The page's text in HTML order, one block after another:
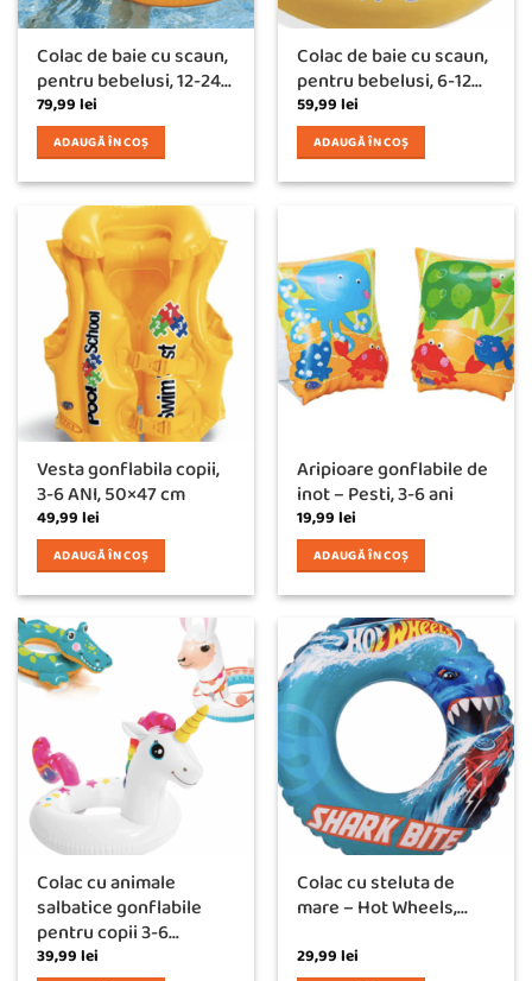
Colac de baie cu scaun,
pentru bebelusi, 12-24...
79,99lei
ADAUGĂ ÎN COȘ
Colac de baie cu scaun,
pentru bebelusi, 6-12...
59,99lei
ADAUGĂ ÎN COȘ
Vesta gonflabila copii,
3-6 ANI, 50×47 cm
49,99lei
ADAUGĂ ÎN COȘ
Aripioare gonflabile de
inot – Pesti, 3-6 ani
19,99lei
ADAUGĂ ÎN COȘ
Colac cu animale
salbatice gonflabile
pentru copii 3-6...
39,99lei
Colac cu steluta de
mare – Hot Wheels,...
29,99lei